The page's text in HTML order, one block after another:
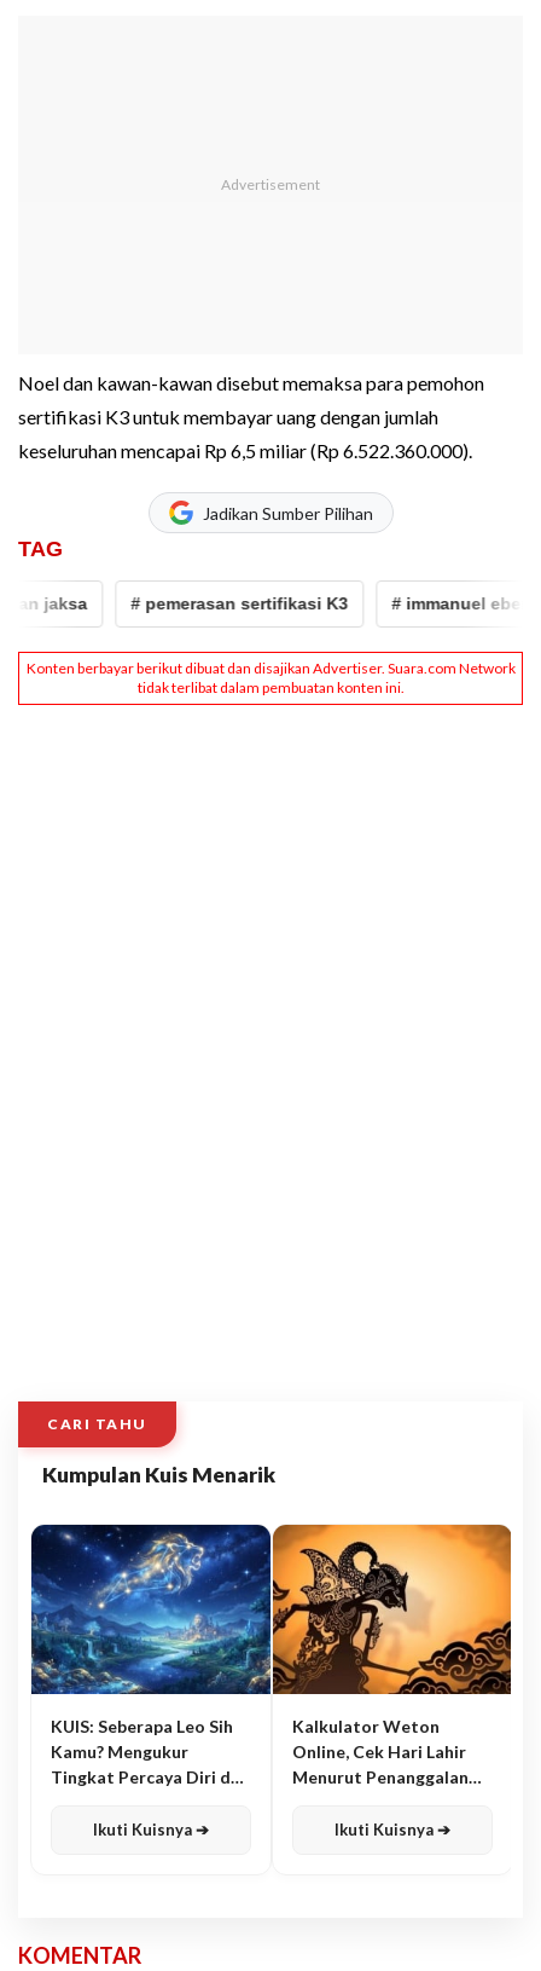
Noel dan kawan-kawan disebut memaksa para pemohon
sertifikasi K3 untuk membayar uang dengan jumlah
keseluruhan mencapai Rp 6,5 miliar (Rp 6.522.360.000).
Jadikan Sumber Pilihan
TAG
jaksa # pemerasan sertifikasi K3 # immanuel ebenezer
CARI TAHU
Kumpulan Kuis Menarik
KUIS: Seberapa Leo Sih
Kamu? Mengukur
Tingkat Percaya Diri dan
Ikuti Kuisnya ➔
Kalkulator Weton
Online, Cek Hari Lahir
Menurut Penanggalan
Ikuti Kuisnya ➔
KOMENTAR